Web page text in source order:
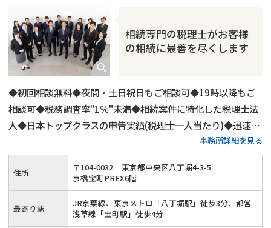
相続人調査
相続トラブル
相続専門の税理士がお客様
の相続に最善を尽くします
◆初回相談無料◆夜間・土日祝日もご相談可◆19時以降もご
相談可◆税務調査率"1％"未満◆相続案件に特化した税理士法
人◆日本トップクラスの申告実績(税理士一人当たり)◆迅速対
事務所詳細を見る
住所 〒104-0032
東京都中央区八丁堀4-3-5
京橋宝町PREX6階
最寄り駅
JR京葉線、東京メトロ「八丁堀駅」徒歩3分、都営
浅草線「宝町駅」徒歩4分